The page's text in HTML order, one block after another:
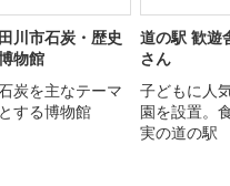
田川市石炭・歴史
物館
炭を主なテーマ
とする博物館
道の駅 歓遊
さん
子どもに人
園を設置。
実の道の駅